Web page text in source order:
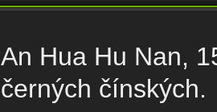
An Hua Hu Nan,
černých čínských.